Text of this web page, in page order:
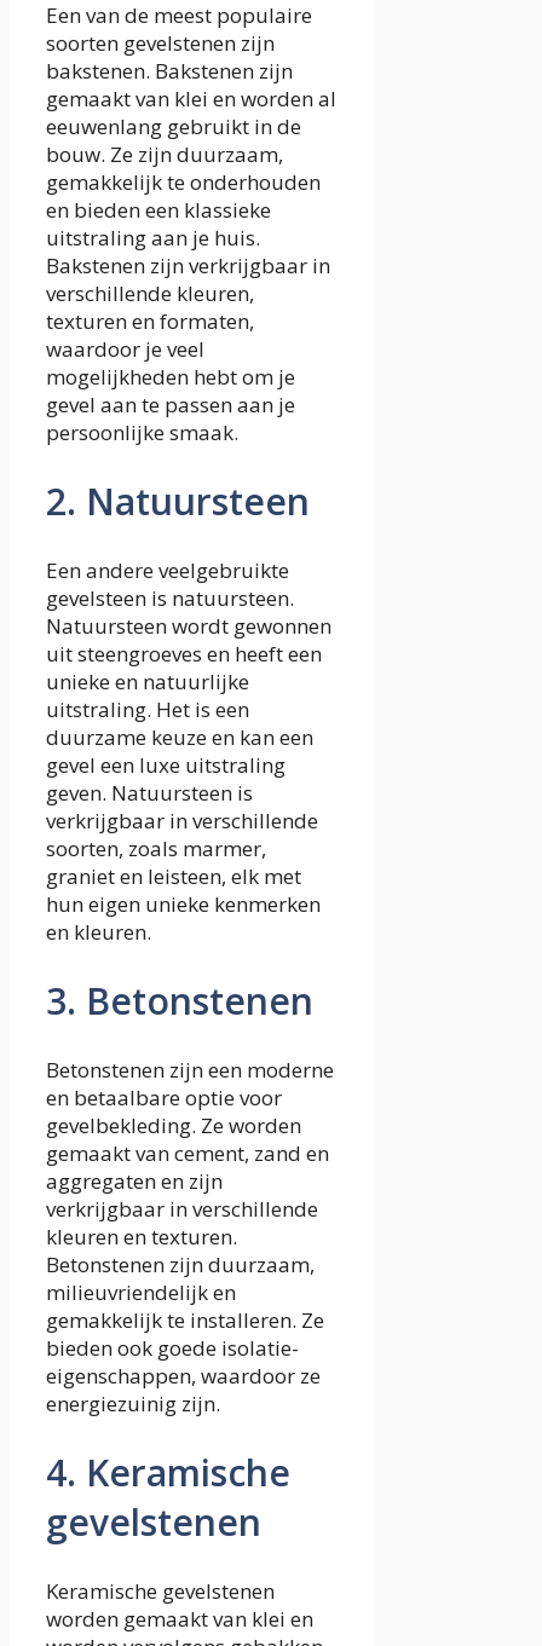
Een van de meest populaire
soorten gevelstenen zijn
bakstenen. Bakstenen zijn
gemaakt van klei en worden al
eeuwenlang gebruikt in de
bouw. Ze zijn duurzaam,
gemakkelijk te onderhouden
en bieden een klassieke
uitstraling aan je huis.
Bakstenen zijn verkrijgbaar in
verschillende kleuren,
texturen en formaten,
waardoor je veel
mogelijkheden hebt om je
gevel aan te passen aan je
persoonlijke smaak.
2. Natuursteen
Een andere veelgebruikte
gevelsteen is natuursteen.
Natuursteen wordt gewonnen
uit steengroeves en heeft een
unieke en natuurlijke
uitstraling. Het is een
duurzame keuze en kan een
gevel een luxe uitstraling
geven. Natuursteen is
verkrijgbaar in verschillende
soorten, zoals marmer,
graniet en leisteen, elk met
hun eigen unieke kenmerken
en kleuren.
3. Betonstenen
Betonstenen zijn een moderne
en betaalbare optie voor
gevelbekleding. Ze worden
gemaakt van cement, zand en
aggregaten en zijn
verkrijgbaar in verschillende
kleuren en texturen.
Betonstenen zijn duurzaam,
milieuvriendelijk en
gemakkelijk te installeren. Ze
bieden ook goede isolatie-
eigenschappen, waardoor ze
energiezuinig zijn.
4. Keramische
gevelstenen
Keramische gevelstenen
worden gemaakt van klei en